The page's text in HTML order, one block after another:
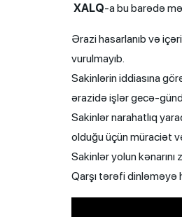
XALQ-a bu barədə
Ərazi hasarlanıb və
vurulmayıb.
Sakinlərin iddiasına
ərazidə işlər gecə-
Sakinlər narahatlıq
olduğu üçün müraciət
Sakinlər yolun kənarını
Qarşı tərəfi dinləməyə